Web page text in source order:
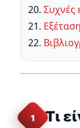
Συχνές
1 Τι